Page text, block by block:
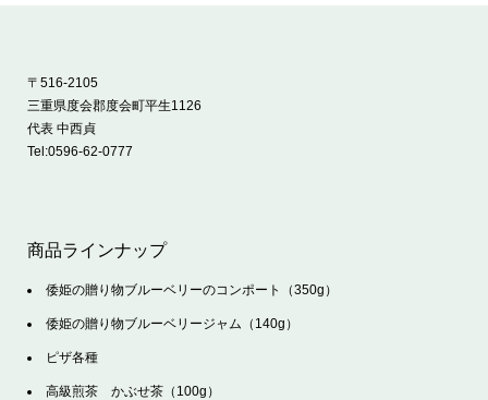
〒516-2105
三重県度会郡度会町平生1126
代表 中西貞
Tel:0596-62-0777
商品ラインナップ
倭姫の贈り物ブルーベリーのコンポート（350g）
倭姫の贈り物ブルーベリージャム（140g）
ピザ各種
高級煎茶 かぶせ茶（100g）